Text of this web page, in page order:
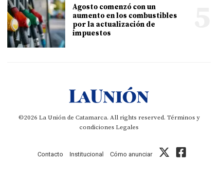
Agosto comenzó con un
aumento en los combustibles
por la actualización de
impuestos
©2026 La Unión de Catamarca. All rights reserved. Términos y
condiciones Legales
Contacto Institucional Cómo anunciar